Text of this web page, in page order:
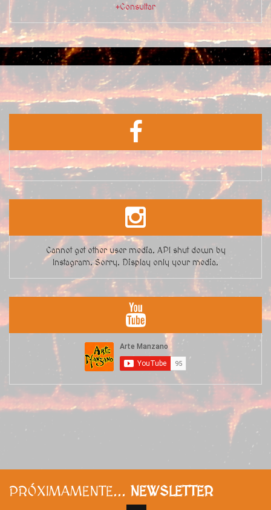
+Consultar
Cannot get other user media. API shut down by
Instagram. Sorry. Display only your media.
PRÓXIMAMENTE... NEWSLETTER